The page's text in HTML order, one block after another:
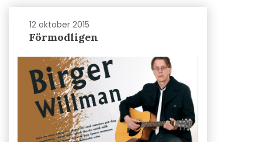
12 oktober 2015
Förmodligen